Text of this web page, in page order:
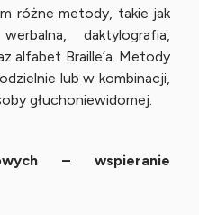
różne metody, takie jak
daktylografia,
alfabet Braille’a. Metody
lub w kombinacji,
głuchoniewidomej.
– wspieranie